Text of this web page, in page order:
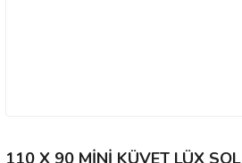
110 X 90 MİNİ KÜVET LÜX SOL